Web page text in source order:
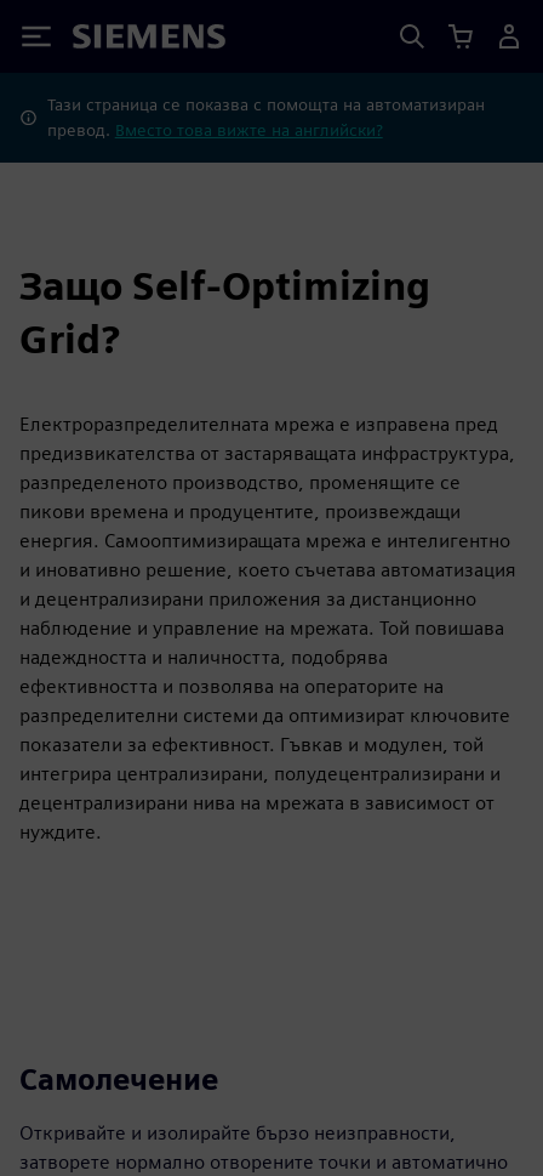
Siemens
Тази страница се показва с помощта на автоматизиран
превод. Вместо това вижте на английски?
Защо Self-Optimizing
Grid?
Електроразпределителната мрежа е изправена пред
предизвикателства от застаряващата инфраструктура,
разпределеното производство, променящите се
пикови времена и продуцентите, произвеждащи
енергия. Самооптимизиращата мрежа е интелигентно
и иновативно решение, което съчетава автоматизация
и децентрализирани приложения за дистанционно
наблюдение и управление на мрежата. Той повишава
надеждността и наличността, подобрява
ефективността и позволява на операторите на
разпределителни системи да оптимизират ключовите
показатели за ефективност. Гъвкав и модулен, той
интегрира централизирани, полудецентрализирани и
децентрализирани нива на мрежата в зависимост от
нуждите.
Самолечение
Откривайте и изолирайте бързо неизправности,
затворете нормално отворените точки и автоматично